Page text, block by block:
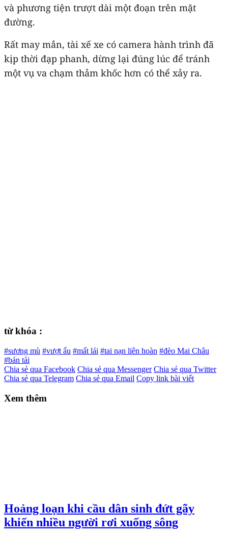
và phương tiện trượt dài một đoạn trên mặt
đường.
Rất may mắn, tài xế xe có camera hành trình đã
kịp thời đạp phanh, dừng lại đúng lúc để tránh
một vụ va chạm thảm khốc hơn có thể xảy ra.
từ khóa :
#sương mù #vượt ẩu #mất lái #tai nạn liên hoàn #đèo Mai Châu
#bán tải
Chia sẻ qua Facebook Chia sẻ qua Messenger Chia sẻ qua Twitter
Chia sẻ qua Telegram Chia sẻ qua Email Copy link bài viết
Xem thêm
Hoảng loạn khi cầu dân sinh đứt gãy
khiến nhiều người rơi xuống sông